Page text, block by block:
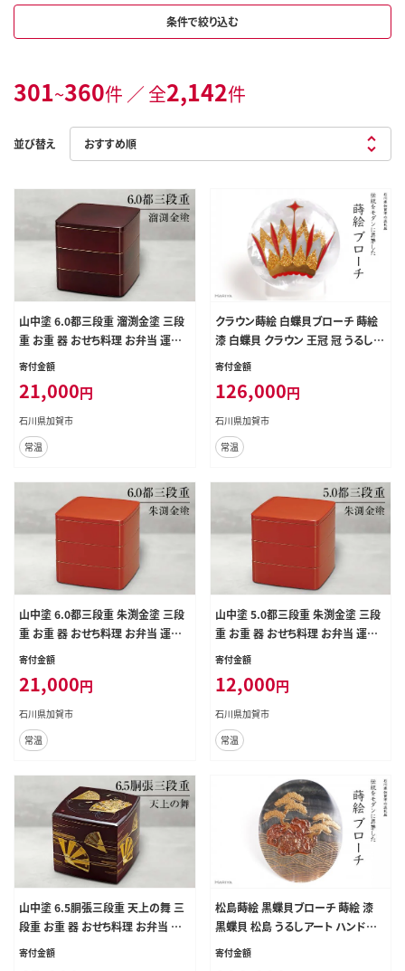
条件で絞り込む
301~360件 ／ 全2,142件
並び替え
山中塗 6.0都三段重 溜渕金塗 三段
重 お重 器 おせち料理 お弁当 運動
会 ピクニック お花見 贈り物 ギフト
6P-0476
寄付金額
21,000円
石川県加賀市
常温
クラウン蒔絵 白蝶貝ブローチ 蒔絵
漆 白蝶貝 クラウン 王冠 冠 うるしア
ート ハンドメイド ブローチ アクセサ
本製 復興 震災 コロナ 能登半島地
震復興支援 北陸新幹線 F6P-1492
寄付金額
126,000円
石川県加賀市
常温
山中塗 6.0都三段重 朱渕金塗 三段
重 お重 器 おせち料理 お弁当 運動
会 ピクニック お花見 贈り物 ギフト
6P-0478
寄付金額
21,000円
石川県加賀市
常温
山中塗 5.0都三段重 朱渕金塗 三段
重 お重 器 おせち料理 お弁当 運動
会 ピクニック お花見 贈り物 ギフト
6P-0477
寄付金額
12,000円
石川県加賀市
常温
山中塗 6.5胴張三段重 天上の舞 三
段重 お重 器 おせち料理 お弁当 運
動会 ピクニック お花見 贈り物 ギフ
寄付金額
松島蒔絵 黒蝶貝ブローチ 蒔絵 漆
黒蝶貝 松島 うるしアート ハンドメ
イド ブローチ アクセサリー ギフト
寄付金額